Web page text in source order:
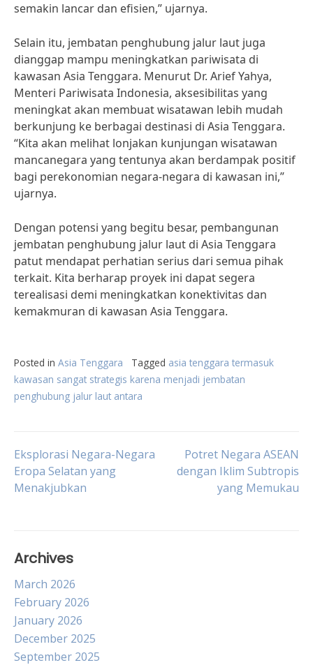
semakin lancar dan efisien,” ujarnya.
Selain itu, jembatan penghubung jalur laut juga
dianggap mampu meningkatkan pariwisata di
kawasan Asia Tenggara. Menurut Dr. Arief Yahya,
Menteri Pariwisata Indonesia, aksesibilitas yang
meningkat akan membuat wisatawan lebih mudah
berkunjung ke berbagai destinasi di Asia Tenggara.
“Kita akan melihat lonjakan kunjungan wisatawan
mancanegara yang tentunya akan berdampak positif
bagi perekonomian negara-negara di kawasan ini,”
ujarnya.
Dengan potensi yang begitu besar, pembangunan
jembatan penghubung jalur laut di Asia Tenggara
patut mendapat perhatian serius dari semua pihak
terkait. Kita berharap proyek ini dapat segera
terealisasi demi meningkatkan konektivitas dan
kemakmuran di kawasan Asia Tenggara.
Posted in Asia Tenggara Tagged asia tenggara termasuk
kawasan sangat strategis karena menjadi jembatan
penghubung jalur laut antara
Post
navigation
Eksplorasi Negara-Negara
Eropa Selatan yang
Menakjubkan
Potret Negara ASEAN
dengan Iklim Subtropis
yang Memukau
Archives
March 2026
February 2026
January 2026
December 2025
September 2025